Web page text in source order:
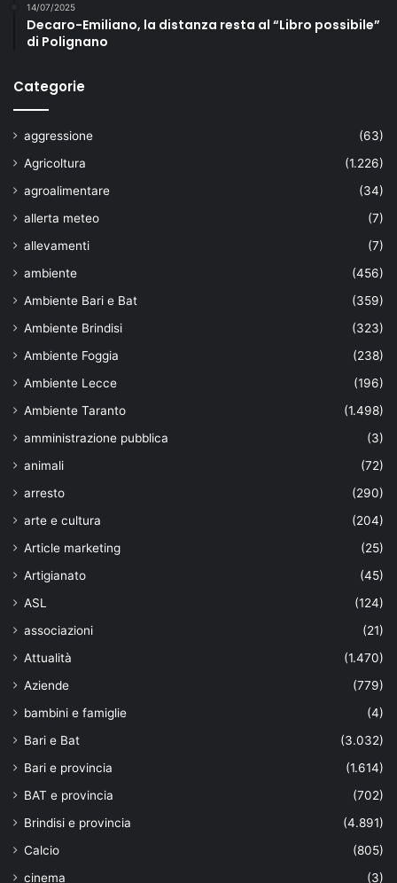
14/07/2025
Decaro-Emiliano, la distanza resta al “Libro possibile”
di Polignano
Categorie
aggressione
(63)
Agricoltura
(1.226)
agroalimentare
(34)
allerta meteo
(7)
allevamenti
(7)
ambiente
(456)
Ambiente Bari e Bat
(359)
Ambiente Brindisi
(323)
Ambiente Foggia
(238)
Ambiente Lecce
(196)
Ambiente Taranto
(1.498)
amministrazione pubblica
(3)
animali
(72)
arresto
(290)
arte e cultura
(204)
Article marketing
(25)
Artigianato
(45)
ASL
(124)
associazioni
(21)
Attualità
(1.470)
Aziende
(779)
bambini e famiglie
(4)
Bari e Bat
(3.032)
Bari e provincia
(1.614)
BAT e provincia
(702)
Brindisi e provincia
(4.891)
Calcio
(805)
cinema
(3)